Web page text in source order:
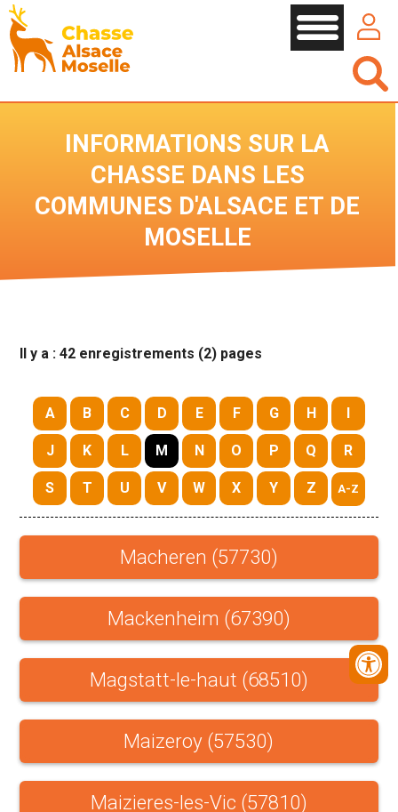
INFORMATIONS SUR LA
CHASSE DANS LES
COMMUNES D'ALSACE ET DE
MOSELLE
Il y a : 42 enregistrements (2) pages
A B C D E F G H
J K L M N O P Q R
S T U V W X Y Z A-Z
Macheren (57730)
Mackenheim (67390)
Magstatt-le-haut (68510)
Maizeroy (57530)
Maizieres-les-Vic (57810)
Cookies management panel